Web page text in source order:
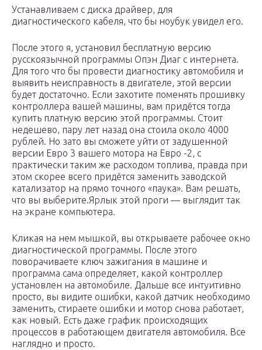
Устанавливаем с диска драйвер, для
диагностического кабеля, что бы ноубук увидел его.
После этого я, установил бесплатную версию
русскоязычной программы Опэн Диаг с интернета.
Для того что бы провести диагностику автомобиля и
выявить неисправность в двигателе, этой версии
будет достаточно. Если захотите поменять прошивку
контроллера вашей машины, вам придётся тогда
купить платную версию этой программы. Стоит
недешево, пару лет назад она стоила около 4000
рублей. Но зато вы сможете уйти от задушенной
версии Евро 3 вашего мотора на Евро -2, с
практически таким же расходом топлива, правда при
этом скорее всего придётся заменить заводской
катализатор на прямо точного «паука». Вам решать,
что вы выберите.Ярлык этой проги — выглядит так
на экране компьютера.
Кликая на нем мышкой, вы открываете рабочее окно
диагностической программы. После этого
поворачиваете ключ зажигания в машине и
программа сама определяет, какой контроллер
установлен на автомобиле. Дальше все интуитивно
просто, вы видите ошибки, какой датчик необходимо
заменить, стираете ошибки и мотор снова работает,
как новый. Есть даже график происходящих
процессов в работающем двигателя автомобиля. Все
наглядно и просто.